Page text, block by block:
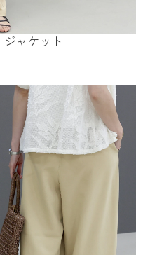
ジャケット